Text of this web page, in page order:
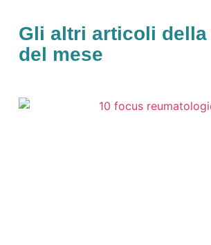
Gli altri articoli
del mese